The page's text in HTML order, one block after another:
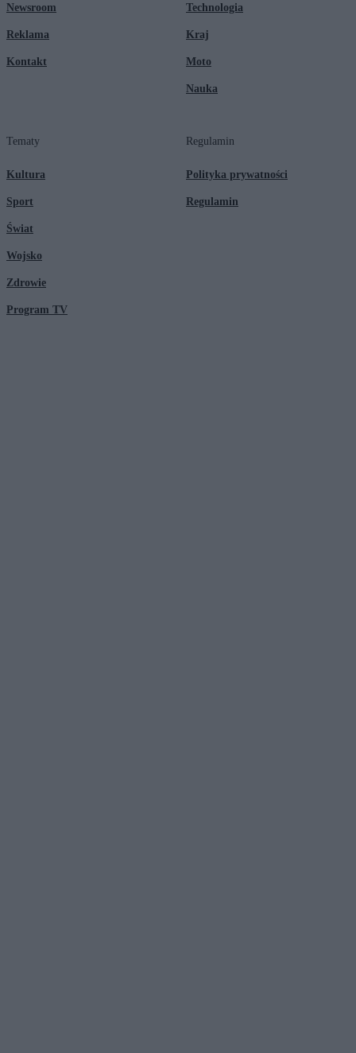
Newsroom
Reklama
Kontakt
Technologia
Kraj
Moto
Nauka
Tematy
Kultura
Sport
Świat
Wojsko
Zdrowie
Program TV
Regulamin
Polityka prywatności
Regulamin